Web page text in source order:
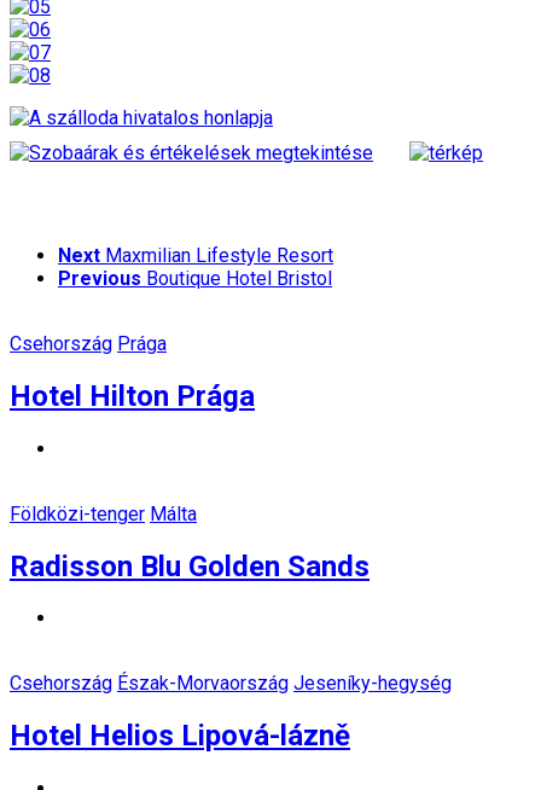
Next Maxmilian Lifestyle Resort
Previous Boutique Hotel Bristol
Csehország Prága
Hotel Hilton Prága
Földközi-tenger Málta
Radisson Blu Golden Sands
Csehország Észak-Morvaország Jeseníky-hegység
Hotel Helios Lipová-lázně